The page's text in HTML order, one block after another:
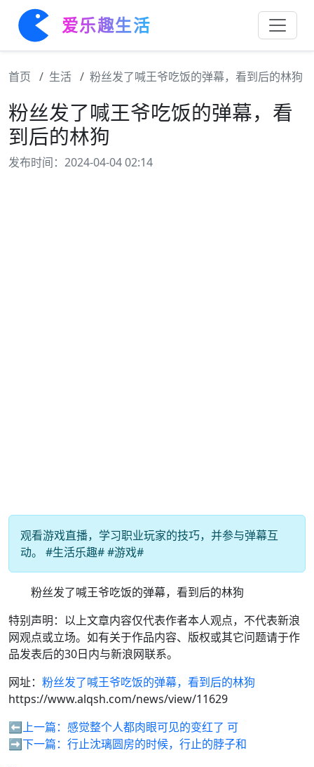
爱乐趣生活
首页 生活 粉丝发了喊王爷吃饭的弹幕，看到后的林狗
粉丝发了喊王爷吃饭的弹幕，看
到后的林狗
发布时间：2024-04-04 02:14
观看游戏直播，学习职业玩家的技巧，并参与弹幕互
动。 #生活乐趣# #游戏#
粉丝发了喊王爷吃饭的弹幕，看到后的林狗
特别声明：以上文章内容仅代表作者本人观点，不代表新浪
网观点或立场。如有关于作品内容、版权或其它问题请于作
品发表后的30日内与新浪网联系。
网址： 粉丝发了喊王爷吃饭的弹幕，看到后的林狗
https://www.alqsh.com/news/view/11629
⬅️上一篇： 感觉整个人都肉眼可见的变红了 可
➡️下一篇： 行止沈璃圆房的时候，行止的脖子和